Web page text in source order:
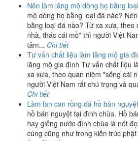
Nên làm lăng mộ dòng họ bằng
mộ dòng họ bằng loại đá nào?
bằng loại đá nào? Từ xa xưa, theo
nhà, thác cái mồ” thì người Việt
tâm... Chi tiết
Tư vấn chất liệu làm lăng mộ gia
lăng mộ gia đình Tư vấn chất liệu
xa xưa, theo quan niệm "sống cái
người Việt Nam rất chú trọng và
Chi tiết
Làm lan can rồng đá hồ bán nguyệt
hồ bán nguyệt tại đình chùa. Hồ
hay giếng nước đình chùa là nét
cúng cũng như trong kiến trúc